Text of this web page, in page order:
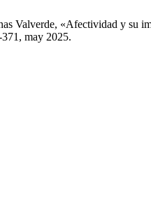
Valverde, «Afectividad y su
may 2025.